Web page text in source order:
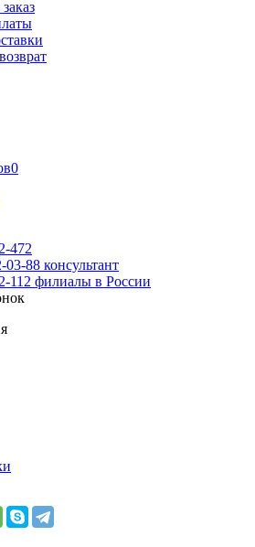
0
472
88 консультант
112 филиалы в России